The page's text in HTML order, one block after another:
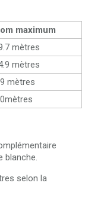
maximum
mètres
mètres
mètres
blanche.
selon la